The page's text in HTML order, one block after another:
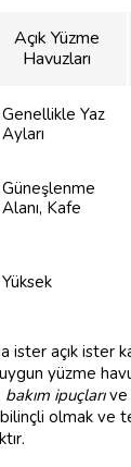
Açık Yüzme
Havuzları
Genellikle Yaz
Ayları
Güneşlenme
Alanı, Kafe
Yüksek
ister açık ister
yüzme
bakım ipuçlarıve
olmak ve